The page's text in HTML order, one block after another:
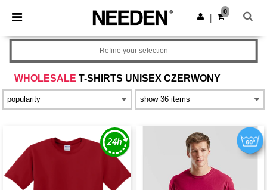
× Aplikacja Needen
Lepsze ceny w aplikacji!
Pobierz app
0
WHOLESALE T-SHIRTS UNISEX CZERWONY
Refine your selection